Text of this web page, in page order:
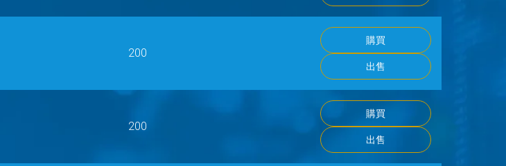
200
購買
出售
200
購買
出售